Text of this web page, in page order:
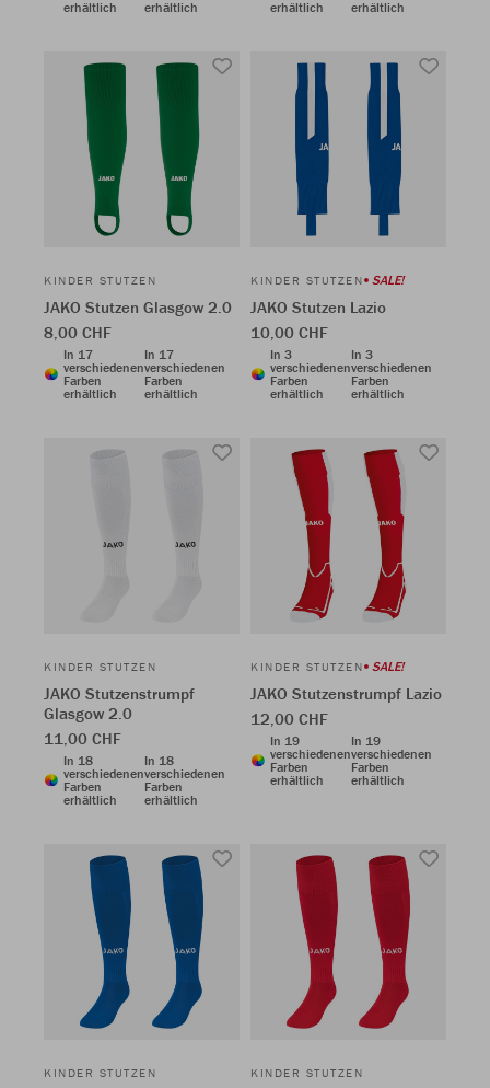
erhältlich
erhältlich
erhältlich
erhältlich
KINDER STUTZEN
JAKO Stutzen Glasgow 2.0
8,00 CHF
In 17
verschiedenen
Farben
erhältlich
In 17
verschiedenen
Farben
erhältlich
KINDER STUTZEN SALE!
JAKO Stutzen Lazio
10,00 CHF
In 3
verschiedenen
Farben
erhältlich
In 3
verschiedenen
Farben
erhältlich
KINDER STUTZEN
JAKO Stutzenstrumpf
Glasgow 2.0
11,00 CHF
In 18
verschiedenen
Farben
erhältlich
In 18
verschiedenen
Farben
erhältlich
KINDER STUTZEN SALE!
JAKO Stutzenstrumpf Lazio
12,00 CHF
In 19
verschiedenen
Farben
erhältlich
In 19
verschiedenen
Farben
erhältlich
KINDER STUTZEN KINDER STUTZEN